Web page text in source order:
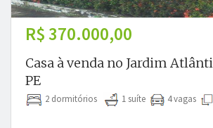
R$ 370.000,00
Casa à venda no Jardim
PE
2 dormitórios 1 suíte 4 vagas